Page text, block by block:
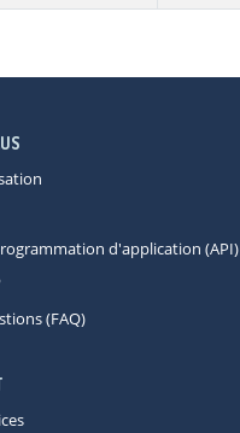
d'application (API)
(FAQ)